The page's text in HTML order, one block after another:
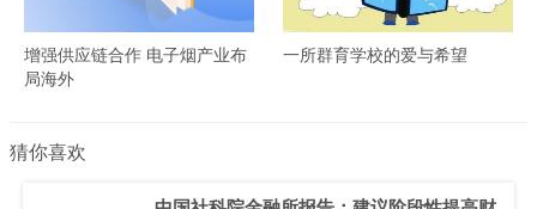
增强供应链合作 电子烟产业布
局海外
一所群育学校的爱与希望
猜你喜欢